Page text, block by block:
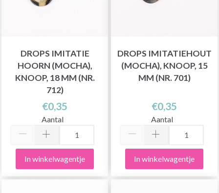
DROPS IMITATIE
HOORN (MOCHA),
KNOOP, 18 MM (NR.
712)
€0,35
Aantal
In winkelwagentje
DROPS IMITATIEHOUT
(MOCHA), KNOOP, 15
MM (NR. 701)
€0,35
Aantal
In winkelwagentje